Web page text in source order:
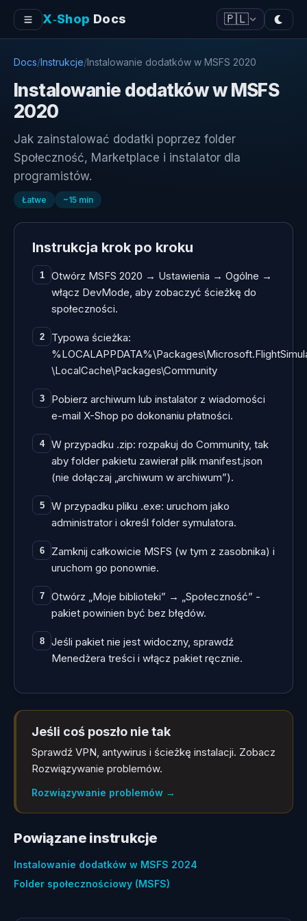
X‑Shop Docs 🇵🇱
Docs/Instrukcje/Instalowanie dodatków w MSFS 2020
Instalowanie dodatków w MSFS
2020
Jak zainstalować dodatki poprzez folder
Społeczność, Marketplace i instalator dla
programistów.
Łatwe ~15 min
Instrukcja krok po kroku
1
Otwórz MSFS 2020 → Ustawienia → Ogólne →
włącz DevMode, aby zobaczyć ścieżkę do
społeczności.
2
Typowa ścieżka:
\LocalCache\Packages\Community
3
Pobierz archiwum lub instalator z wiadomości
e-mail X-Shop po dokonaniu płatności.
4
W przypadku .zip: rozpakuj do Community, tak
aby folder pakietu zawierał plik manifest.json
(nie dołączaj „archiwum w archiwum”).
5
W przypadku pliku .exe: uruchom jako
administrator i określ folder symulatora.
6
Zamknij całkowicie MSFS (w tym z zasobnika) i
uruchom go ponownie.
7
Otwórz „Moje biblioteki” → „Społeczność” -
pakiet powinien być bez błędów.
8
Jeśli pakiet nie jest widoczny, sprawdź
Menedżera treści i włącz pakiet ręcznie.
Jeśli coś poszło nie tak
Sprawdź VPN, antywirus i ścieżkę instalacji. Zobacz
Rozwiązywanie problemów.
Rozwiązywanie problemów →
Powiązane instrukcje
Instalowanie dodatków w MSFS 2024
Folder społecznościowy (MSFS)